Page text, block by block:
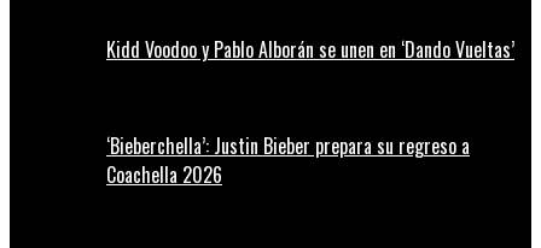
Kidd Voodoo y Pablo Alborán se unen en ‘Dando Vueltas’
‘Bieberchella’: Justin Bieber prepara su regreso a
Coachella 2026